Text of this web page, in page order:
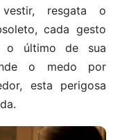
resgata o
cada gesto
o último de sua
o medo por
esta perigosa